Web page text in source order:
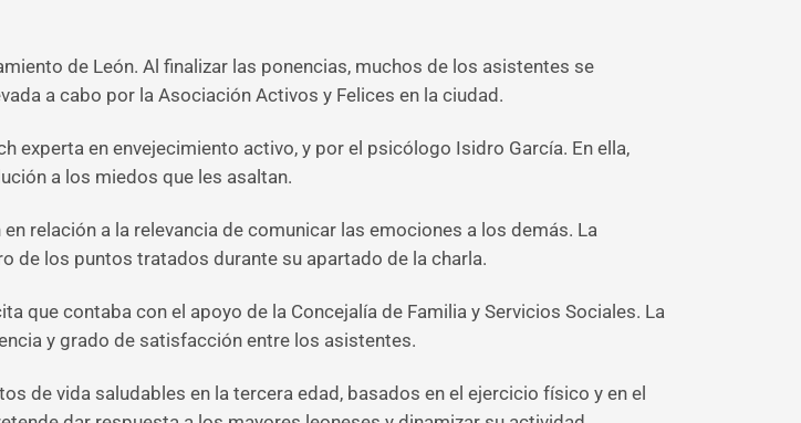
de León. Al finalizar las ponencias, muchos de los asistentes se
a cabo por la Asociación Activos y Felices en la ciudad.
experta en envejecimiento activo, y por el psicólogo Isidro García. En ella,
a los miedos que les asaltan.
relación a la relevancia de comunicar las emociones a los demás. La
de los puntos tratados durante su apartado de la charla.
que contaba con el apoyo de la Concejalía de Familia y Servicios Sociales. La
y grado de satisfacción entre los asistentes.
de vida saludables en la tercera edad, basados en el ejercicio físico y en el